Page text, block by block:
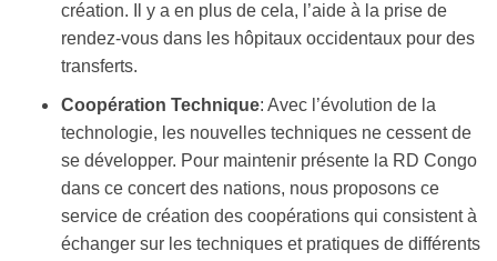
création. Il y a en plus de cela, l’aide à la prise de
rendez-vous dans les hôpitaux occidentaux pour des
transferts.
Coopération Technique: Avec l’évolution de la
technologie, les nouvelles techniques ne cessent de
se développer. Pour maintenir présente la RD Congo
dans ce concert des nations, nous proposons ce
service de création des coopérations qui consistent à
échanger sur les techniques et pratiques de différents